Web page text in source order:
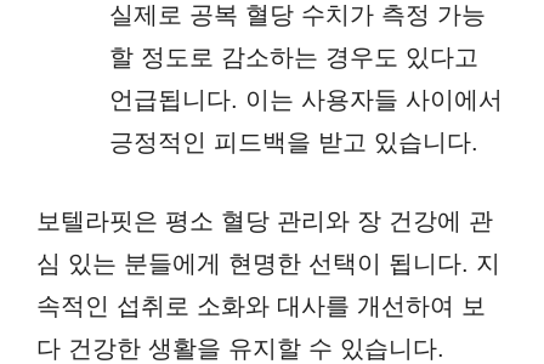
실제로 공복 혈당 수치가 측정 가능
할 정도로 감소하는 경우도 있다고
언급됩니다. 이는 사용자들 사이에서
긍정적인 피드백을 받고 있습니다.
보텔라핏은 평소 혈당 관리와 장 건강에 관
심 있는 분들에게 현명한 선택이 됩니다. 지
속적인 섭취로 소화와 대사를 개선하여 보
다 건강한 생활을 유지할 수 있습니다.